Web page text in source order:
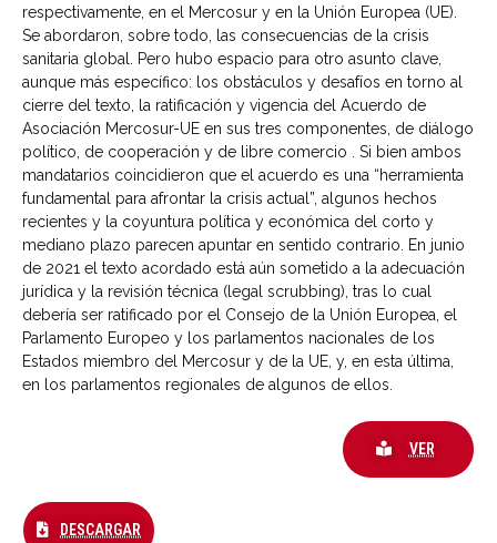
respectivamente, en el Mercosur y en la Unión Europea (UE).
Se abordaron, sobre todo, las consecuencias de la crisis
sanitaria global. Pero hubo espacio para otro asunto clave,
aunque más específico: los obstáculos y desafíos en torno al
cierre del texto, la ratificación y vigencia del Acuerdo de
Asociación Mercosur-UE en sus tres componentes, de diálogo
político, de cooperación y de libre comercio . Si bien ambos
mandatarios coincidieron que el acuerdo es una “herramienta
fundamental para afrontar la crisis actual”, algunos hechos
recientes y la coyuntura política y económica del corto y
mediano plazo parecen apuntar en sentido contrario. En junio
de 2021 el texto acordado está aún sometido a la adecuación
jurídica y la revisión técnica (legal scrubbing), tras lo cual
debería ser ratificado por el Consejo de la Unión Europea, el
Parlamento Europeo y los parlamentos nacionales de los
Estados miembro del Mercosur y de la UE, y, en esta última,
en los parlamentos regionales de algunos de ellos.
VER
DESCARGAR